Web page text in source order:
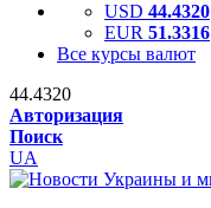
USD 44.4320
EUR 51.3316
Все курсы валют
44.4320
Авторизация
Поиск
UA